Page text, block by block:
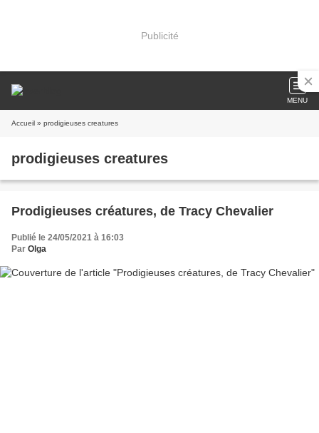
Publicité
MENU
Accueil » prodigieuses creatures
prodigieuses creatures
Prodigieuses créatures, de Tracy Chevalier
Publié le 24/05/2021 à 16:03
Par Olga